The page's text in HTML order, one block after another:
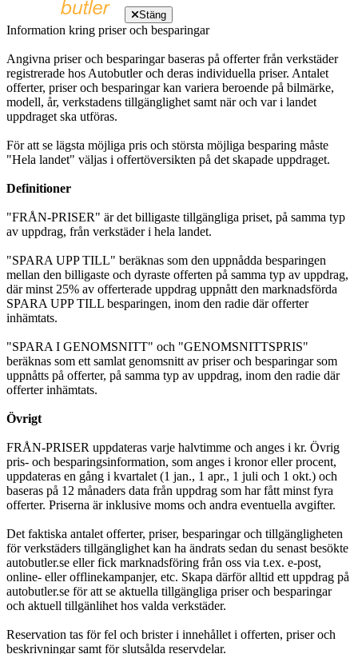
Stäng
Information kring priser och besparingar
Angivna priser och besparingar baseras på offerter från verkstäder
registrerade hos Autobutler och deras individuella priser. Antalet
offerter, priser och besparingar kan variera beroende på bilmärke,
modell, år, verkstadens tillgänglighet samt när och var i landet
uppdraget ska utföras.
För att se lägsta möjliga pris och största möjliga besparing måste
"Hela landet" väljas i offertöversikten på det skapade uppdraget.
Definitioner
"FRÅN-PRISER" är det billigaste tillgängliga priset, på samma typ
av uppdrag, från verkstäder i hela landet.
"SPARA UPP TILL" beräknas som den uppnådda besparingen
mellan den billigaste och dyraste offerten på samma typ av uppdrag,
där minst 25% av offerterade uppdrag uppnått den marknadsförda
SPARA UPP TILL besparingen, inom den radie där offerter
inhämtats.
"SPARA I GENOMSNITT" och "GENOMSNITTSPRIS"
beräknas som ett samlat genomsnitt av priser och besparingar som
uppnåtts på offerter, på samma typ av uppdrag, inom den radie där
offerter inhämtats.
Övrigt
FRÅN-PRISER uppdateras varje halvtimme och anges i kr. Övrig
pris- och besparingsinformation, som anges i kronor eller procent,
uppdateras en gång i kvartalet (1 jan., 1 apr., 1 juli och 1 okt.) och
baseras på 12 månaders data från uppdrag som har fått minst fyra
offerter. Priserna är inklusive moms och andra eventuella avgifter.
Det faktiska antalet offerter, priser, besparingar och tillgängligheten
för verkstäders tillgänglighet kan ha ändrats sedan du senast besökte
autobutler.se eller fick marknadsföring från oss via t.ex. e-post,
online- eller offlinekampanjer, etc. Skapa därför alltid ett uppdrag på
autobutler.se för att se aktuella tillgängliga priser och besparingar
och aktuell tillgänlihet hos valda verkstäder.
Reservation tas för fel och brister i innehållet i offerten, priser och
beskrivningar samt för slutsålda reservdelar.